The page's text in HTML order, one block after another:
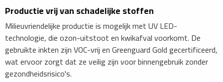
Productie vrij van schadelijke stoffen
Milieuvriendelijke productie is mogelijk met UV LED-
technologie, die ozon-uitstoot en kwikafval voorkomt. De
gebruikte inkten zijn VOC-vrij en Greenguard Gold gecertificeerd,
wat ervoor zorgt dat ze veilig zijn voor binnengebruik zonder
gezondheidsrisico's.